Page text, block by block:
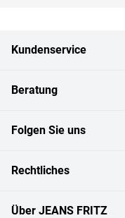
Kundenservice
Beratung
Folgen Sie uns
Rechtliches
Über JEANS FRITZ